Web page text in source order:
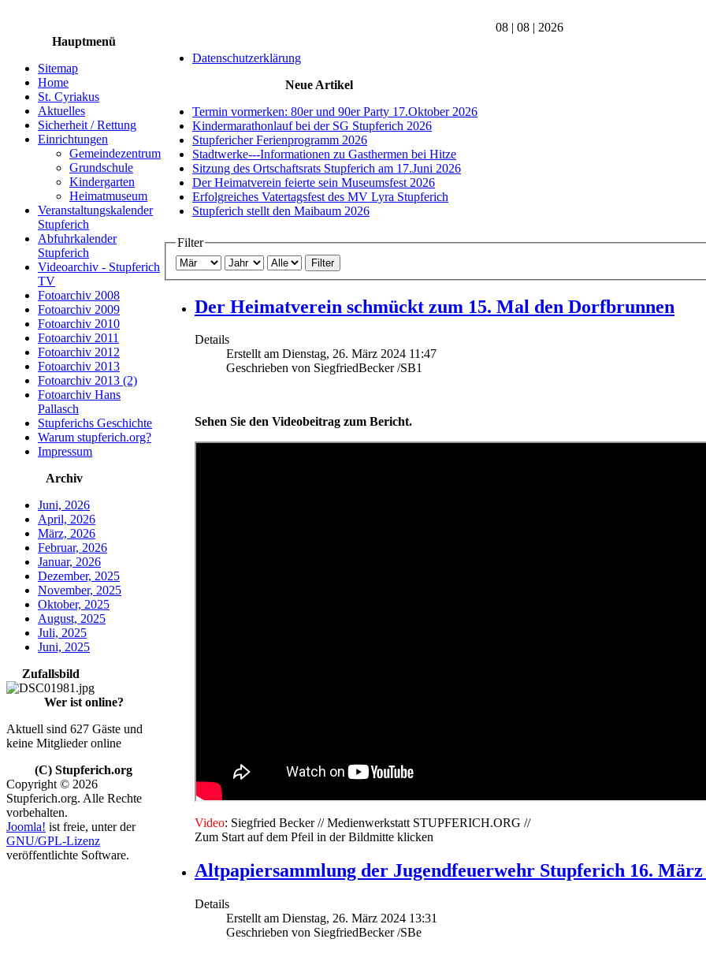
08 | 08 | 2026
Hauptmenü
Sitemap
Home
St. Cyriakus
Aktuelles
Sicherheit / Rettung
Einrichtungen
Gemeindezentrum
Grundschule
Kindergarten
Heimatmuseum
Veranstaltungskalender
Stupferich
Abfuhrkalender
Stupferich
Videoarchiv - Stupferich
TV
Fotoarchiv 2008
Fotoarchiv 2009
Fotoarchiv 2010
Fotoarchiv 2011
Fotoarchiv 2012
Fotoarchiv 2013
Fotoarchiv 2013 (2)
Fotoarchiv Hans
Pallasch
Stupferichs Geschichte
Warum stupferich.org?
Impressum
Archiv
Juni, 2026
April, 2026
März, 2026
Februar, 2026
Januar, 2026
Dezember, 2025
November, 2025
Oktober, 2025
August, 2025
Juli, 2025
Juni, 2025
Zufallsbild
Wer ist online?
Aktuell sind 627 Gäste und
keine Mitglieder online
(C) Stupferich.org
Copyright © 2026
Stupferich.org. Alle Rechte
vorbehalten.
Joomla! ist freie, unter der
GNU/GPL-Lizenz
veröffentlichte Software.
Datenschutzerklärung
Neue Artikel
Termin vormerken: 80er und 90er Party 17.Oktober 2026
Kindermarathonlauf bei der SG Stupferich 2026
Stupfericher Ferienprogramm 2026
Stadtwerke---Informationen zu Gasthermen bei Hitze
Sitzung des Ortschaftsrats Stupferich am 17.Juni 2026
Der Heimatverein feierte sein Museumsfest 2026
Erfolgreiches Vatertagsfest des MV Lyra Stupferich
Stupferich stellt den Maibaum 2026
Filter
Filter
Der Heimatverein schmückt zum 15. Mal den Dorfbrunnen
Details
Erstellt am Dienstag, 26. März 2024 11:47
Geschrieben von SiegfriedBecker /SB1
Sehen Sie den Videobeitrag zum Bericht.
Video: Siegfried Becker // Medienwerkstatt STUPFERICH.ORG //
Zum Start auf dem Pfeil in der Bildmitte klicken
Altpapiersammlung der Jugendfeuerwehr Stupferich 16. März
Details
Erstellt am Dienstag, 26. März 2024 13:31
Geschrieben von SiegfriedBecker /SBe